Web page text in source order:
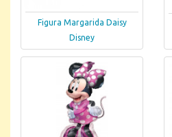
Figura Margarida Daisy
Disney